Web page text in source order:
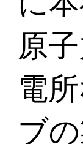
原
電
ブ